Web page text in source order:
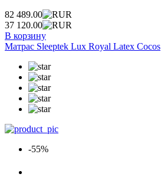
82 489.00
37 120.00
В корзину
Матрас Sleeptek Lux Royal Latex Cocos
-55%